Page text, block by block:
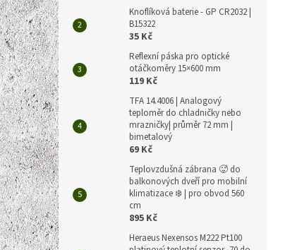
Knoflíková baterie - GP CR2032 |
B15322
35 Kč
Reflexní páska pro optické
otáčkoměry 15×600 mm
119 Kč
TFA 14.4006 | Analogový
teploměr do chladničky nebo
mrazničky| průměr 72 mm |
bimetalový
69 Kč
Teplovzdušná zábrana 🥵 do
balkonových dveří pro mobilní
klimatizace ❄️ | pro obvod 560
cm
895 Kč
Heraeus Nexensos M222 Pt100